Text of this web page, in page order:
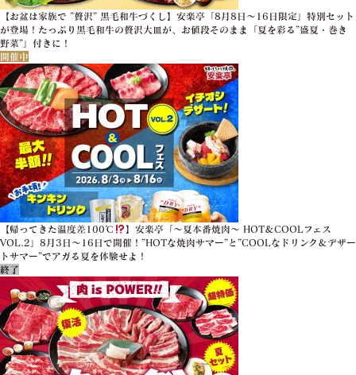
【お盆は家族で ”贅沢” 黒毛和牛づくし】安楽亭「8月8日～16日限定」特別セット
が登場！たっぷり黒毛和牛の贅沢大皿が、お値段そのまま「夏を彩る”盛夏・巻き
野菜”」付きに！
開催中
【帰ってきた温度差100℃
】安楽亭「～夏本番焼肉～ HOT＆COOLフェス
VOL.2」8月3日～16日で開催！”HOTな焼肉サマー”と”COOLなドリンク＆デザー
トサマー”でアガる夏を体験せよ！
終了